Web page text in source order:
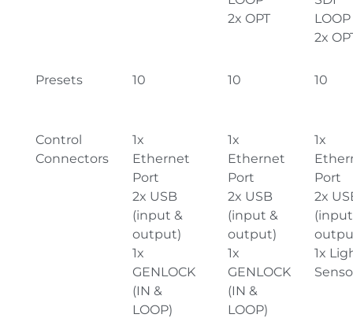
2x OPT
LOOP
2x
Presets 10 10 10
Control
Connectors
1x
Ethernet
Port
2x USB
(input &
output)
1x
GENLOCK
(IN &
LOOP)
1x
Ethernet
Port
2x USB
(input &
output)
1x
GENLOCK
(IN &
LOOP)
1x
Port
2x
1x